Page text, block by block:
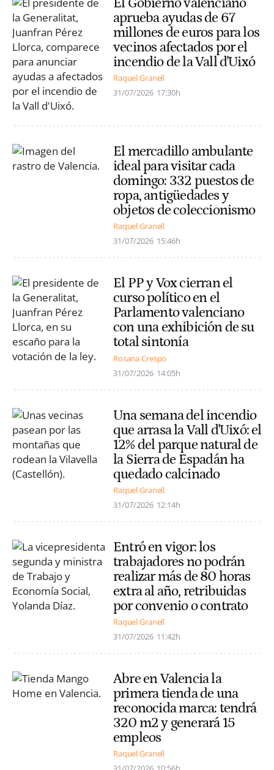
aprueba ayudas de 67
millones de euros para los
vecinos afectados por el
incendio de la Vall d'Uixó
Raquel Granell
31/07/2026 17:30h
El mercadillo ambulante
ideal para visitar cada
domingo: 332 puestos de
ropa, antigüedades y
objetos de coleccionismo
Raquel Granell
31/07/2026 15:46h
El PP y Vox cierran el
curso político en el
Parlamento valenciano
con una exhibición de su
total sintonía
Rosana Crespo
31/07/2026 14:05h
Una semana del incendio
que arrasa la Vall d'Uixó: el
12% del parque natural de
la Sierra de Espadán ha
quedado calcinado
Raquel Granell
31/07/2026 12:14h
Entró en vigor: los
trabajadores no podrán
realizar más de 80 horas
extra al año, retribuidas
por convenio o contrato
Raquel Granell
31/07/2026 11:42h
Abre en Valencia la
primera tienda de una
reconocida marca: tendrá
320 m2 y generará 15
empleos
Raquel Granell